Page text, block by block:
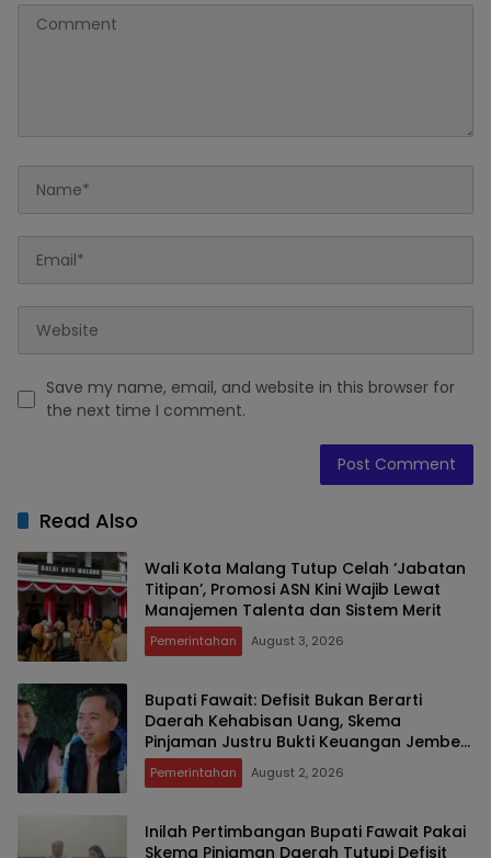
Save my name, email, and website in this browser for
the next time I comment.
Read Also
Wali Kota Malang Tutup Celah ‘Jabatan
Titipan’, Promosi ASN Kini Wajib Lewat
Manajemen Talenta dan Sistem Merit
Pemerintahan August 3, 2026
Bupati Fawait: Defisit Bukan Berarti
Daerah Kehabisan Uang, Skema
Pinjaman Justru Bukti Keuangan Jember
Sehat
Pemerintahan August 2, 2026
Inilah Pertimbangan Bupati Fawait Pakai
Skema Pinjaman Daerah Tutupi Defisit